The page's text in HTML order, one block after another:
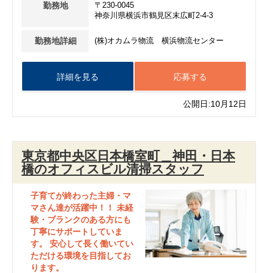
勤務地
〒230-0045
神奈川県横浜市鶴見区末広町2-4-3
勤務地詳細 (株)オカムラ物流 横浜物流センター
応募する
詳細を見る
公開日:10月12日
東京都中央区日本橋室町＿神田・日本
橋のオフィスビル清掃スタッフ
子育てが終わった主婦・マ
マさん達が活躍中！！ 未経
験・ブランクのある方にも
丁寧にサポートしていま
す。 安心して長く働いてい
ただける環境を目指してお
ります。